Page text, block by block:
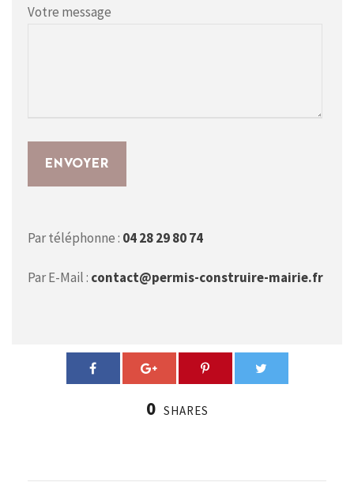
Votre message
Par téléphonne : 04 28 29 80 74
Par E-Mail : contact@permis-construire-mairie.fr
0 SHARES